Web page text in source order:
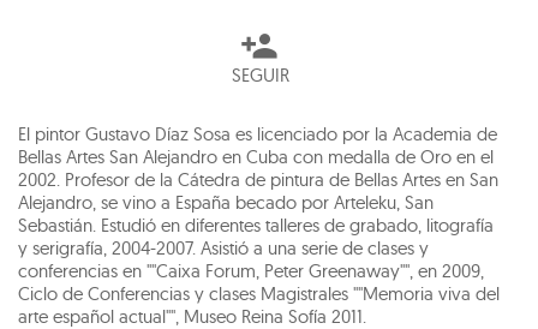
SEGUIR
El pintor Gustavo Díaz Sosa es licenciado por la Academia de
Bellas Artes San Alejandro en Cuba con medalla de Oro en el
2002. Profesor de la Cátedra de pintura de Bellas Artes en San
Alejandro, se vino a España becado por Arteleku, San
Sebastián. Estudió en diferentes talleres de grabado, litografía
y serigrafía, 2004-2007. Asistió a una serie de clases y
conferencias en ""Caixa Forum, Peter Greenaway"", en 2009,
Ciclo de Conferencias y clases Magistrales ""Memoria viva del
arte español actual"", Museo Reina Sofía 2011.